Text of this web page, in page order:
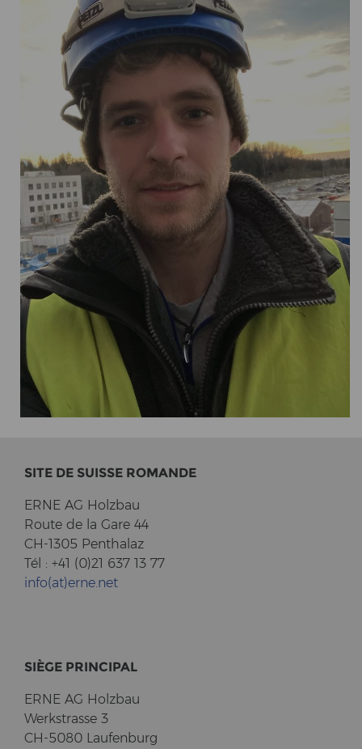
SITE DE SUIS­SE RO­MAN­DE
ERNE AG Holz­bau
Route de la Gare 44
CH-1305 Pent­halaz
Tél : +41 (0)21 637 13 77
info(at)erne.net
SIÈGE PRIN­CI­PAL
ERNE AG Holz­bau
Werk­stras­se 3
CH-5080 Lau­fen­burg